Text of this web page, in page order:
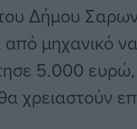
Δήμου
μηχανικό
5.000
χρειαστούν